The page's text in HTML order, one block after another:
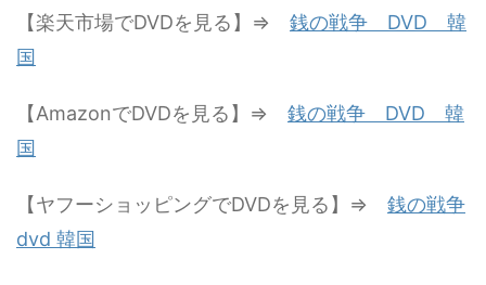
【楽天市場でDVDを見る】⇒ 銭の戦争 DVD 韓
国
【AmazonでDVDを見る】⇒ 銭の戦争 DVD 韓
国
【ヤフーショッピングでDVDを見る】⇒ 銭の戦争
dvd 韓国